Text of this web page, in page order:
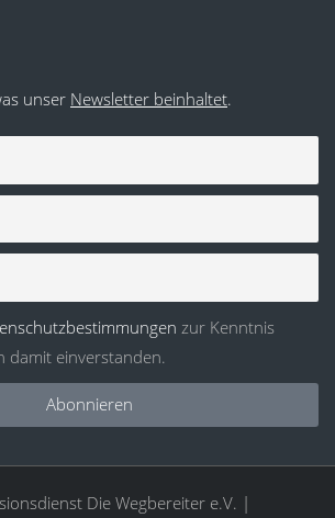
unser Newsletter beinhaltet.
zur Kenntnis
damit einverstanden.
Abonnieren
Die Wegbereiter e.V. |